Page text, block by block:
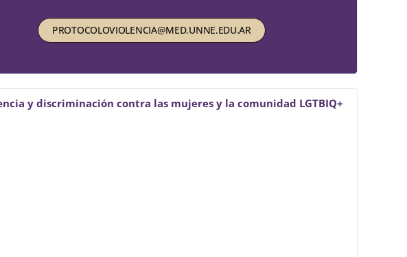
PROTOCOLOVIOLENCIA@MED.UNNE.EDU.AR
y discriminación contra las mujeres y la comunidad LGTBIQ+